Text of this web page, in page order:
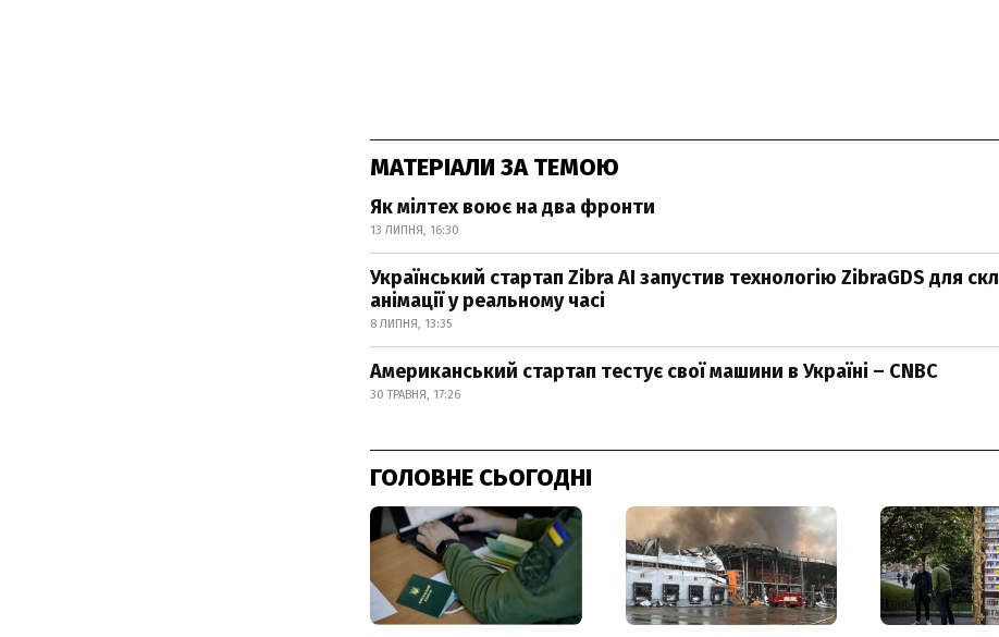
МАТЕРІАЛИ ЗА ТЕМОЮ
Як мілтех воює на два фронти
13 ЛИПНЯ, 16:30
Український стартап Zibra AI запустив технологію ZibraGDS для
анімації у реальному часі
8 ЛИПНЯ, 13:35
Американський стартап тестує свої машини в Україні – CNBC
30 ТРАВНЯ, 17:26
ГОЛОВНЕ СЬОГОДНІ